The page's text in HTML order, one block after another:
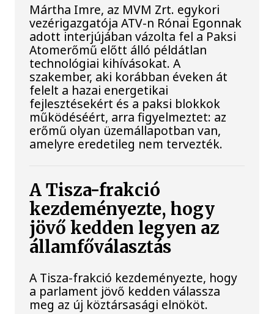
Mártha Imre, az MVM Zrt. egykori
vezérigazgatója ATV-n Rónai Egonnak
adott interjújában vázolta fel a Paksi
Atomerőmű előtt álló példátlan
technológiai kihívásokat. A
szakember, aki korábban éveken át
felelt a hazai energetikai
fejlesztésekért és a paksi blokkok
működéséért, arra figyelmeztet: az
erőmű olyan üzemállapotban van,
amelyre eredetileg nem tervezték.
A Tisza-frakció
kezdeményezte, hogy
jövő kedden legyen az
államfőválasztás
A Tisza-frakció kezdeményezte, hogy
a parlament jövő kedden válassza
meg az új köztársasági elnököt.